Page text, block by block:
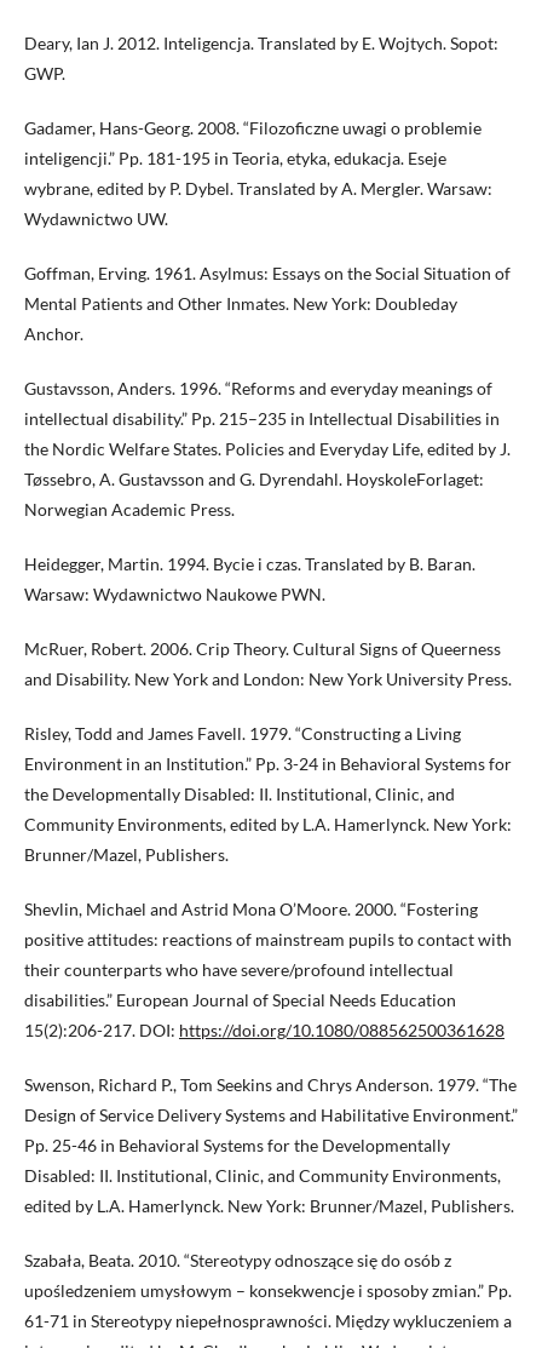
Deary, Ian J. 2012. Inteligencja. Translated by E. Wojtych. Sopot:
GWP.
Gadamer, Hans-Georg. 2008. “Filozoficzne uwagi o problemie
inteligencji.” Pp. 181-195 in Teoria, etyka, edukacja. Eseje
wybrane, edited by P. Dybel. Translated by A. Mergler. Warsaw:
Wydawnictwo UW.
Goffman, Erving. 1961. Asylmus: Essays on the Social Situation of
Mental Patients and Other Inmates. New York: Doubleday
Anchor.
Gustavsson, Anders. 1996. “Reforms and everyday meanings of
intellectual disability.” Pp. 215–235 in Intellectual Disabilities in
the Nordic Welfare States. Policies and Everyday Life, edited by J.
Tøssebro, A. Gustavsson and G. Dyrendahl. HoyskoleForlaget:
Norwegian Academic Press.
Heidegger, Martin. 1994. Bycie i czas. Translated by B. Baran.
Warsaw: Wydawnictwo Naukowe PWN.
McRuer, Robert. 2006. Crip Theory. Cultural Signs of Queerness
and Disability. New York and London: New York University Press.
Risley, Todd and James Favell. 1979. “Constructing a Living
Environment in an Institution.” Pp. 3-24 in Behavioral Systems for
the Developmentally Disabled: II. Institutional, Clinic, and
Community Environments, edited by L.A. Hamerlynck. New York:
Brunner/Mazel, Publishers.
Shevlin, Michael and Astrid Mona O’Moore. 2000. “Fostering
positive attitudes: reactions of mainstream pupils to contact with
their counterparts who have severe/profound intellectual
disabilities.” European Journal of Special Needs Education
15(2):206-217. DOI: https://doi.org/10.1080/088562500361628
Swenson, Richard P., Tom Seekins and Chrys Anderson. 1979. “The
Design of Service Delivery Systems and Habilitative Environment.”
Pp. 25-46 in Behavioral Systems for the Developmentally
Disabled: II. Institutional, Clinic, and Community Environments,
edited by L.A. Hamerlynck. New York: Brunner/Mazel, Publishers.
Szabała, Beata. 2010. “Stereotypy odnoszące się do osób z
upośledzeniem umysłowym – konsekwencje i sposoby zmian.” Pp.
61-71 in Stereotypy niepełnosprawności. Między wykluczeniem a